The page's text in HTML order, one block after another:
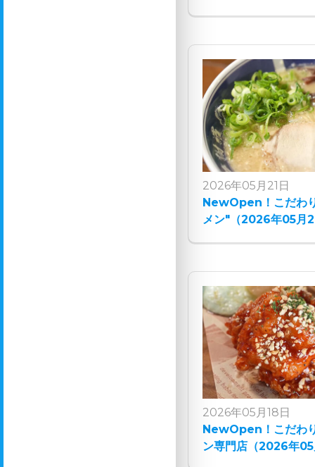
2026年05月21日
NewOpen！こだわ
メン"（2026年05月
2026年05月18日
NewOpen！こだわ
ン専門店（2026年05